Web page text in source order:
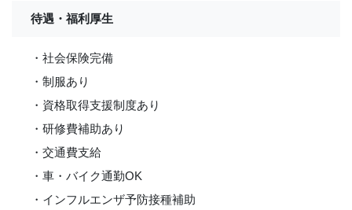
待遇・福利厚生
・社会保険完備
・制服あり
・資格取得支援制度あり
・研修費補助あり
・交通費支給
・車・バイク通勤OK
・インフルエンザ予防接種補助